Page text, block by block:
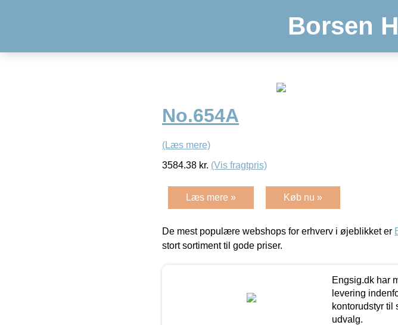
Borsen
No.654A
(Læs mere)
3584.38 kr. (Vis fragtpris)
Læs mere » Køb nu »
De mest populære webshops for erhverv i øjeblikket er
stort sortiment til gode priser.
Engsig.dk har
levering
kontorudstyr til
udvalg.